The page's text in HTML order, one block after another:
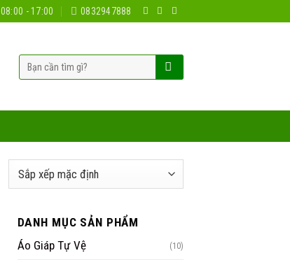
08:00 - 17:00 0832947888
Tìm
kiếm:
DANH MỤC SẢN PHẨM
Áo Giáp Tự Vệ
(10)